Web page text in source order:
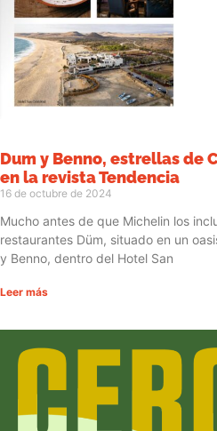
Dum y Benno, estrellas de
en la revista Tendencia
16 de octubre de 2024
Mucho antes de que Michelin los
restaurantes Düm, situado en un
y Benno, dentro del Hotel San
Leer más